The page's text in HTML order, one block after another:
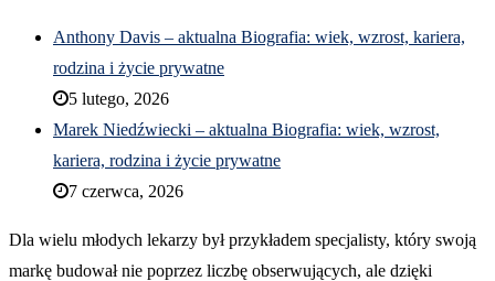
Anthony Davis – aktualna Biografia: wiek, wzrost, kariera,
rodzina i życie prywatne
5 lutego, 2026
Marek Niedźwiecki – aktualna Biografia: wiek, wzrost,
kariera, rodzina i życie prywatne
7 czerwca, 2026
Dla wielu młodych lekarzy był przykładem specjalisty, który swoją
markę budował nie poprzez liczbę obserwujących, ale dzięki